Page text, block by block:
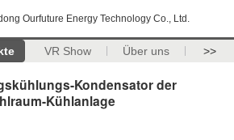
Ourfuture Energy Technology Co., Ltd.
VR Show Über uns >>
Kondensator der
Kühlanlage